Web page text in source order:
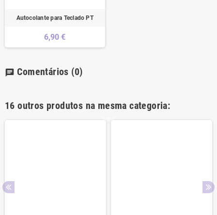
Autocolante para Teclado PT
6,90 €
chat Comentários (0)
16 outros produtos na mesma categoria: